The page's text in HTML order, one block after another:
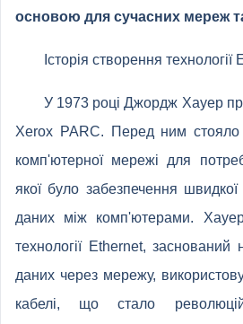
основою для сучасних мереж
Історія створення технології
У 1973 році Джордж Хауер
Xerox PARC. Перед ним стояло
комп'ютерної мережі для
якої було забезпечення швидкої
даних між комп'ютерами.
технології Ethernet, заснований
даних через мережу,
кабелі, що стало